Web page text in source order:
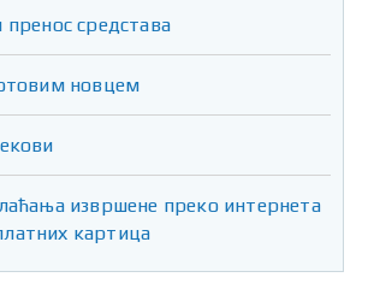
пренос средстава
новцем
извршене преко интернета
картица